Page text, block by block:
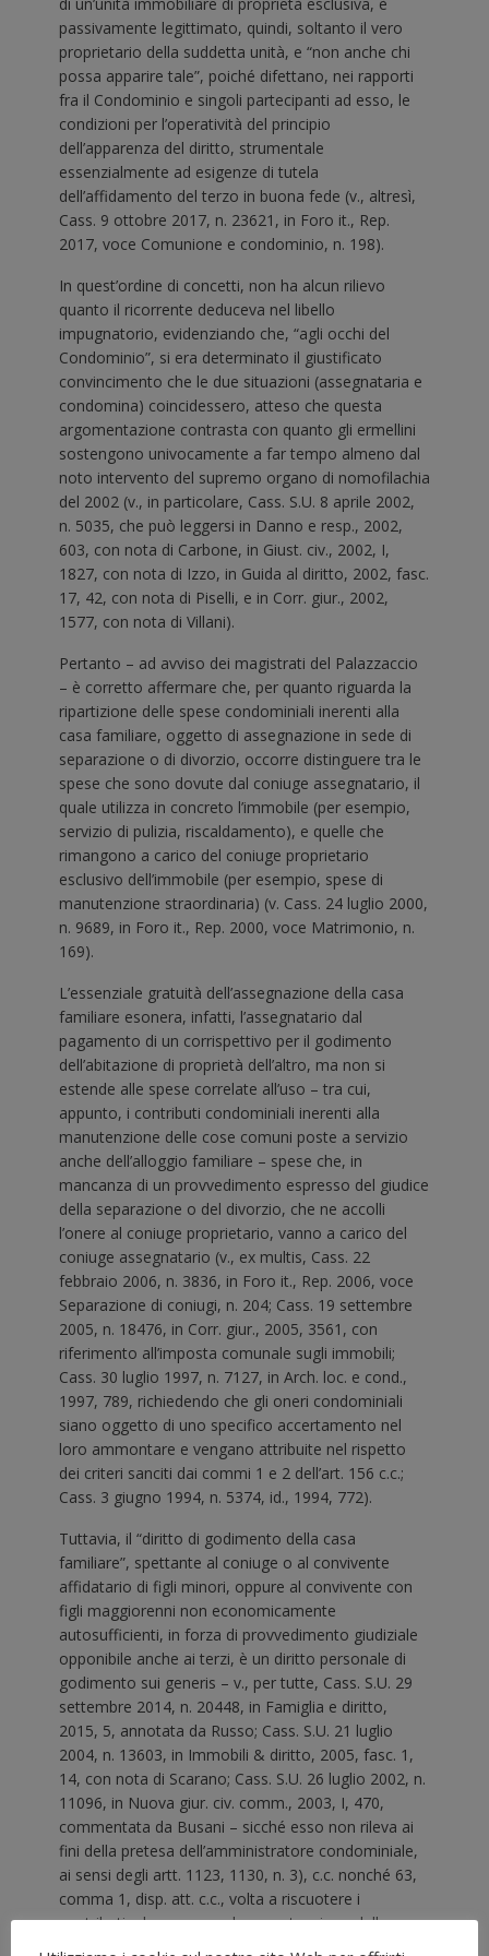
passivamente legittimato, quindi, soltanto il vero
proprietario della suddetta unità, e “non anche chi
possa apparire tale”, poiché difettano, nei rapporti
fra il Condominio e singoli partecipanti ad esso, le
condizioni per l’operatività del principio
dell’apparenza del diritto, strumentale
essenzialmente ad esigenze di tutela
dell’affidamento del terzo in buona fede (v., altresì,
Cass. 9 ottobre 2017, n. 23621, in Foro it., Rep.
2017, voce Comunione e condominio, n. 198).
In quest’ordine di concetti, non ha alcun rilievo
quanto il ricorrente deduceva nel libello
impugnatorio, evidenziando che, “agli occhi del
Condominio”, si era determinato il giustificato
convincimento che le due situazioni (assegnataria e
condomina) coincidessero, atteso che questa
argomentazione contrasta con quanto gli ermellini
sostengono univocamente a far tempo almeno dal
noto intervento del supremo organo di nomofilachia
del 2002 (v., in particolare, Cass. S.U. 8 aprile 2002,
n. 5035, che può leggersi in Danno e resp., 2002,
603, con nota di Carbone, in Giust. civ., 2002, I,
1827, con nota di Izzo, in Guida al diritto, 2002, fasc.
17, 42, con nota di Piselli, e in Corr. giur., 2002,
1577, con nota di Villani).
Pertanto – ad avviso dei magistrati del Palazzaccio
– è corretto affermare che, per quanto riguarda la
ripartizione delle spese condominiali inerenti alla
casa familiare, oggetto di assegnazione in sede di
separazione o di divorzio, occorre distinguere tra le
spese che sono dovute dal coniuge assegnatario, il
quale utilizza in concreto l’immobile (per esempio,
servizio di pulizia, riscaldamento), e quelle che
rimangono a carico del coniuge proprietario
esclusivo dell’immobile (per esempio, spese di
manutenzione straordinaria) (v. Cass. 24 luglio 2000,
n. 9689, in Foro it., Rep. 2000, voce Matrimonio, n.
169).
L’essenziale gratuità dell’assegnazione della casa
familiare esonera, infatti, l’assegnatario dal
pagamento di un corrispettivo per il godimento
dell’abitazione di proprietà dell’altro, ma non si
estende alle spese correlate all’uso – tra cui,
appunto, i contributi condominiali inerenti alla
manutenzione delle cose comuni poste a servizio
anche dell’alloggio familiare – spese che, in
mancanza di un provvedimento espresso del giudice
della separazione o del divorzio, che ne accolli
l’onere al coniuge proprietario, vanno a carico del
coniuge assegnatario (v., ex multis, Cass. 22
febbraio 2006, n. 3836, in Foro it., Rep. 2006, voce
Separazione di coniugi, n. 204; Cass. 19 settembre
2005, n. 18476, in Corr. giur., 2005, 3561, con
riferimento all’imposta comunale sugli immobili;
Cass. 30 luglio 1997, n. 7127, in Arch. loc. e cond.,
1997, 789, richiedendo che gli oneri condominiali
siano oggetto di uno specifico accertamento nel
loro ammontare e vengano attribuite nel rispetto
dei criteri sanciti dai commi 1 e 2 dell’art. 156 c.c.;
Cass. 3 giugno 1994, n. 5374, id., 1994, 772).
Tuttavia, il “diritto di godimento della casa
familiare”, spettante al coniuge o al convivente
affidatario di figli minori, oppure al convivente con
figli maggiorenni non economicamente
autosufficienti, in forza di provvedimento giudiziale
opponibile anche ai terzi, è un diritto personale di
godimento sui generis – v., per tutte, Cass. S.U. 29
settembre 2014, n. 20448, in Famiglia e diritto,
2015, 5, annotata da Russo; Cass. S.U. 21 luglio
2004, n. 13603, in Immobili & diritto, 2005, fasc. 1,
14, con nota di Scarano; Cass. S.U. 26 luglio 2002, n.
11096, in Nuova giur. civ. comm., 2003, I, 470,
commentata da Busani – sicché esso non rileva ai
fini della pretesa dell’amministratore condominiale,
ai sensi degli artt. 1123, 1130, n. 3), c.c. nonché 63,
comma 1, disp. att. c.c., volta a riscuotere i
contributi e le spese per la manutenzione delle cose
comuni ed i servizi nell’interesse comune, restando